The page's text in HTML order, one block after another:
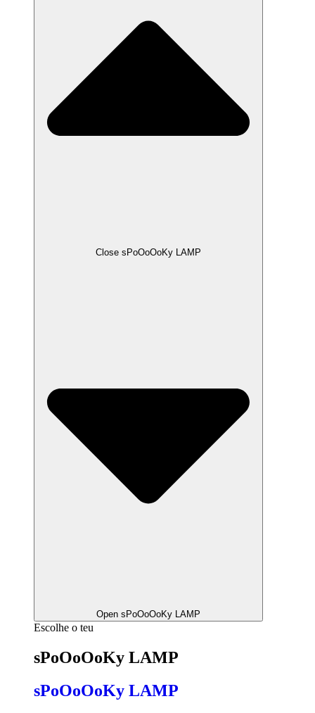
Close sPoOoOoKy LAMP
Open sPoOoOoKy LAMP
Escolhe o teu
sPoOoOoKy LAMP
sPoOoOoKy LAMP